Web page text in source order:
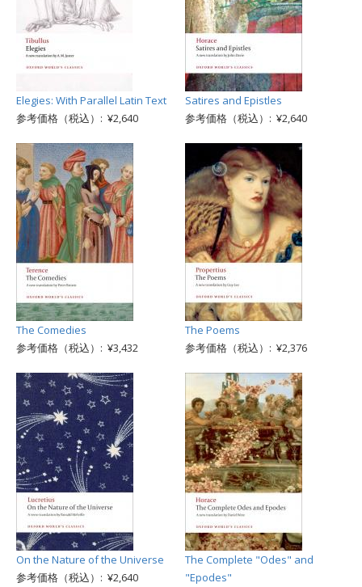
Elegies: With Parallel Latin Text
参考価格（税込）: ¥2,640
Satires and Epistles
参考価格（税込）: ¥2,640
The Comedies
参考価格（税込）: ¥3,432
The Poems
参考価格（税込）: ¥2,376
On the Nature of the Universe
参考価格（税込）: ¥2,640
The Complete "Odes" and
"Epodes"